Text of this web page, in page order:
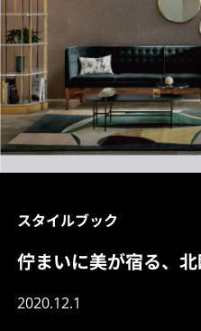
スタイルブック
佇まいに美が宿る、
2020.12.1